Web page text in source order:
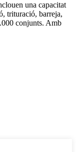
una capacitat
trituració, barreja,
conjunts. Amb